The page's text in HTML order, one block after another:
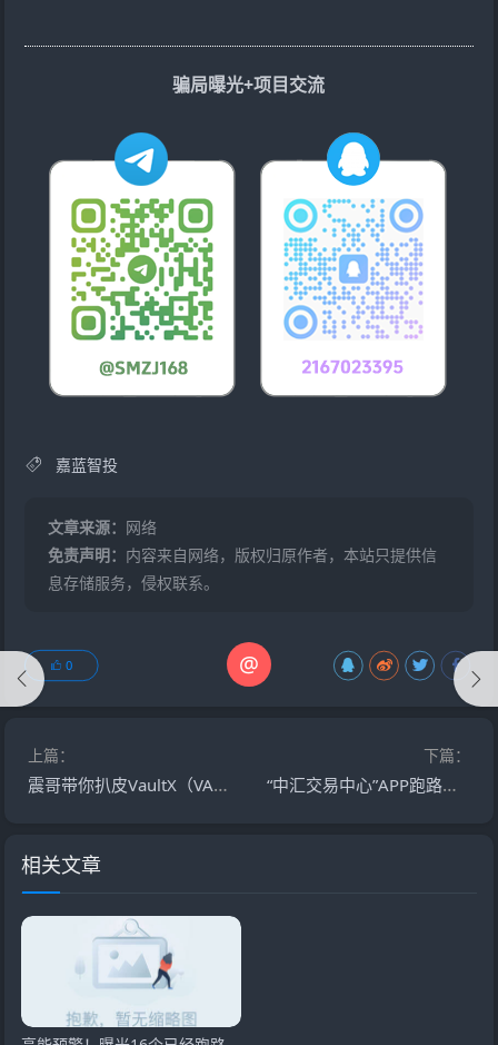
骗局曝光+项目交流
嘉蓝智投
文章来源： 网络
免责声明： 内容来自网络，版权归原作者，本站只提供信
息存储服务，侵权联系。
@
0
上篇：
震哥带你扒皮VaultX（VAX）：这波韭菜割得也太狠了吧！
下篇：
“中汇交易中心”APP跑路倒计时！外汇跟投骗局正在收割，速删！
相关文章